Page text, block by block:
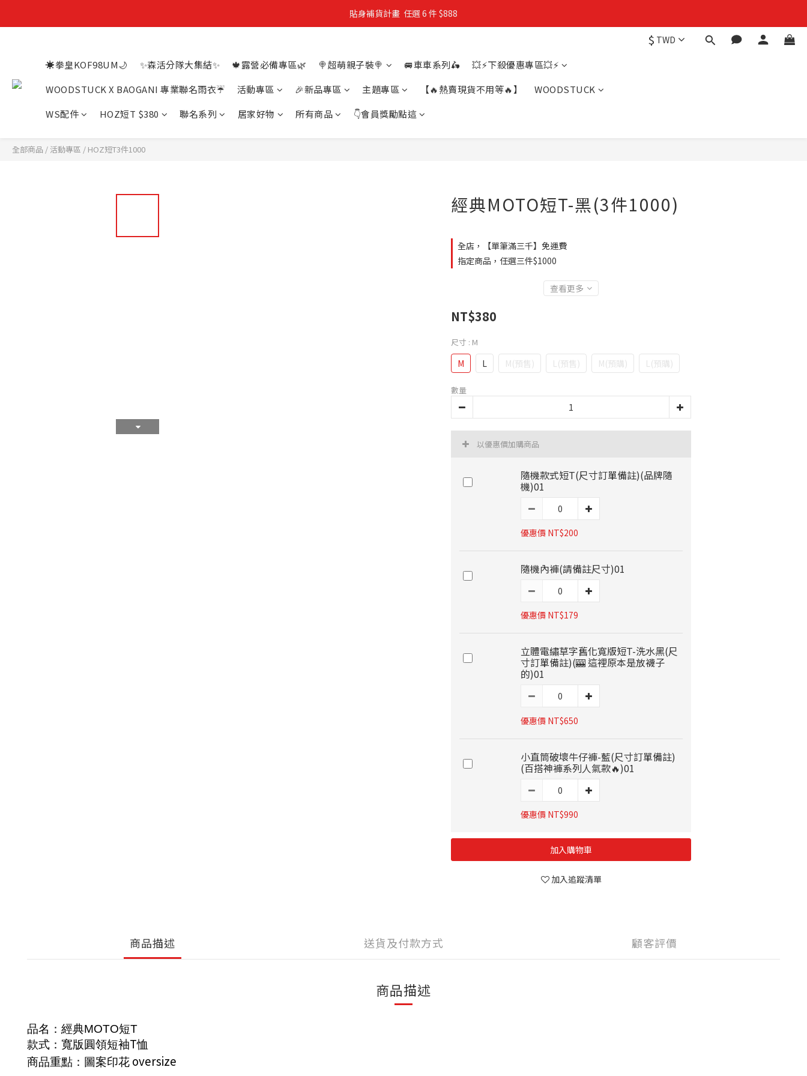
親子穿搭計畫・88 折限定
貼身補貨計畫  任選 6 件 $888
親子穿搭計畫・88 折限定
$ TWD
☀️拳皇KOF98UM🌙 ✨森活分隊大集結✨ 🍁露營必備專區🌿 🍭超萌親子裝🍭 🚐車車系列🛵
💥⚡下殺優惠專區💥⚡
WOODSTUCK X BAOGANI 專業聯名雨衣☔
活動專區 🎉新品專區 主題專區 【🔥熱賣現貨不用等🔥】
WOODSTUCK
WS配件
HOZ短T $380 聯名系列 居家好物 所有商品 👇會員獎勵點這
全部商品 / 活動專區 / HOZ短T3件1000
經典MOTO短T-黑(3件1000)
全店，【單筆滿三千】免運費
指定商品，任選三件$1000
查看更多
NT$380
尺寸 : M
M L M(預售) L(預售) M(預購) L(預購)
數量
以優惠價加購商品
隨機款式短T(尺寸訂單備註)(品牌隨
機)01
優惠價 NT$200
隨機內褲(請備註尺寸)01
優惠價 NT$179
立體電繡草字舊化寬版短T-洗水黑(尺
寸訂單備註)(🎰 這裡原本是放襪子
的)01
優惠價 NT$650
小直筒破壞牛仔褲-藍(尺寸訂單備註)
(百搭神褲系列人氣款🔥)01
優惠價 NT$990
加入購物車
加入追蹤清單
商品描述 送貨及付款方式 顧客評價
商品描述
品名：經典MOTO短T
款式：寬版圓領短袖T恤
商品重點：圖案印花 oversize